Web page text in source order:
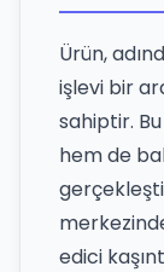
Ürün,
işlevi bir
sahiptir.
hem de
edici